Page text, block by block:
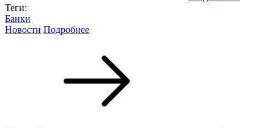
Теги:
Банки
Новости Подробнее